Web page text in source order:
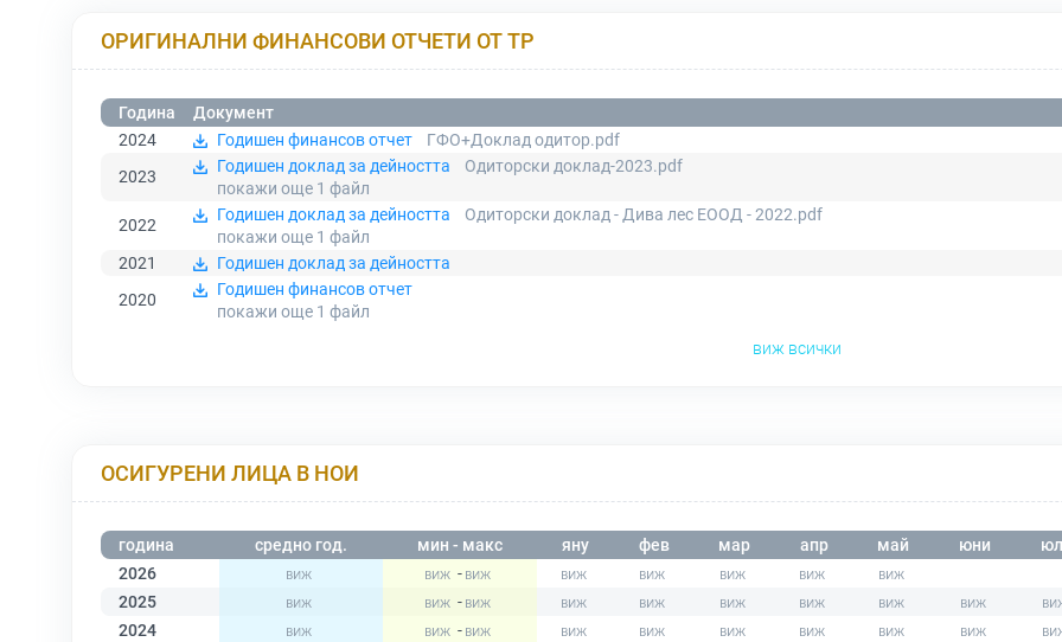
ОРИГИНАЛНИ ФИНАНСОВИ ОТЧЕТИ ОТ ТР
Година
Документ
2024
Годишен финансов отчет
ГФО+Доклад одитор.pdf
2023
Годишен доклад за дейността
Одиторски доклад-2023.pdf
покажи още 1 файл
2022
Годишен доклад за дейността
Одиторски доклад - Дива лес ЕООД - 2022.pdf
покажи още 1 файл
2021
Годишен доклад за дейността
2020
Годишен финансов отчет
покажи още 1 файл
виж всички
ОСИГУРЕНИ ЛИЦА В НОИ
година средно год. мин - макс яну фев мар апр май юни
2026
-
2025
-
2024
-